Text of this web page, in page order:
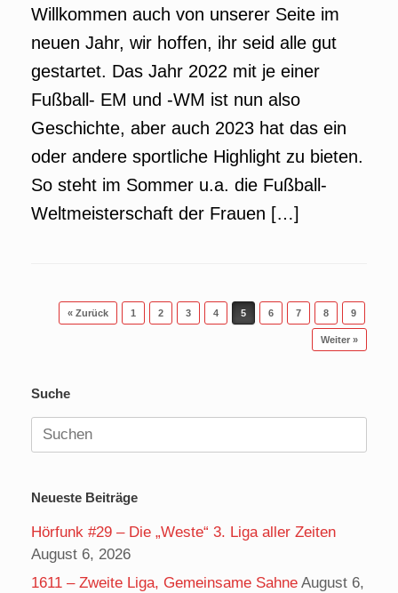
Willkommen auch von unserer Seite im
neuen Jahr, wir hoffen, ihr seid alle gut
gestartet. Das Jahr 2022 mit je einer
Fußball- EM und -WM ist nun also
Geschichte, aber auch 2023 hat das ein
oder andere sportliche Highlight zu bieten.
So steht im Sommer u.a. die Fußball-
Weltmeisterschaft der Frauen […]
Beitragsnavigation
« Zurück 1 2 3 4 5 6 7 8 9
Weiter »
Suche
Suchen
nach:
Neueste Beiträge
Hörfunk #29 – Die „Weste“ 3. Liga aller Zeiten
August 6, 2026
1611 – Zweite Liga, Gemeinsame Sahne August 6,